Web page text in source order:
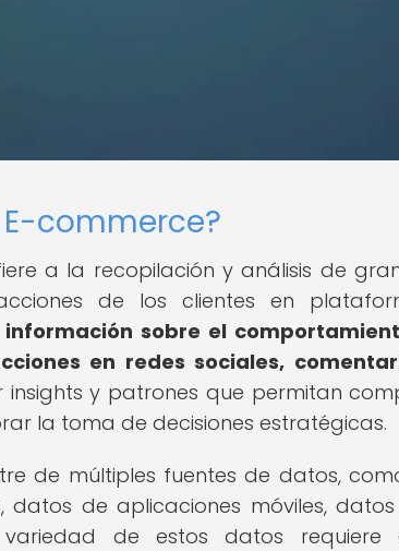
E-commerce?
a la recopilación y análisis de
de los clientes en
información sobre el
en redes sociales,
insights y patrones que permitan
la toma de decisiones estratégicas.
de múltiples fuentes de datos,
datos de aplicaciones móviles,
de estos datos requiere